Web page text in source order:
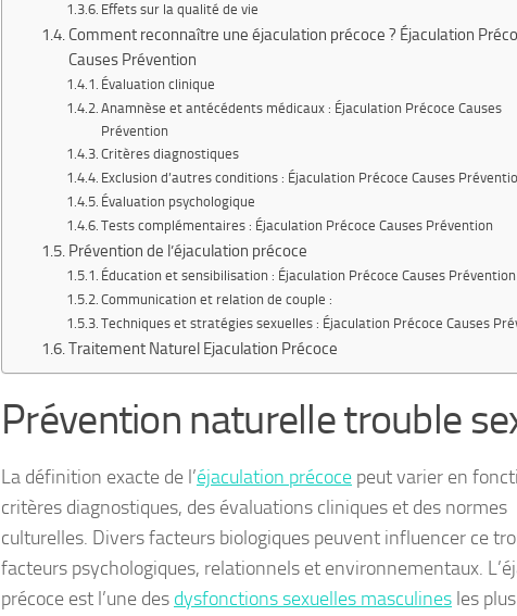
Effets sur la qualité de vie
Comment reconnaître une éjaculation précoce ? Éjaculation
Causes Prévention
Évaluation clinique
Anamnèse et antécédents médicaux : Éjaculation Précoce Causes
Prévention
Critères diagnostiques
Exclusion d’autres conditions : Éjaculation Précoce Causes
Évaluation psychologique
Tests complémentaires : Éjaculation Précoce Causes Prévention
Prévention de l’éjaculation précoce
Éducation et sensibilisation : Éjaculation Précoce Causes Prévention
Communication et relation de couple :
Techniques et stratégies sexuelles : Éjaculation Précoce Causes
Traitement Naturel Ejaculation Précoce
Prévention naturelle trouble
La définition exacte de l’éjaculation précoce peut varier en
critères diagnostiques, des évaluations cliniques et des normes
culturelles. Divers facteurs biologiques peuvent influencer ce
facteurs psychologiques, relationnels et environnementaux.
précoce est l’une des dysfonctions sexuelles masculines les plus